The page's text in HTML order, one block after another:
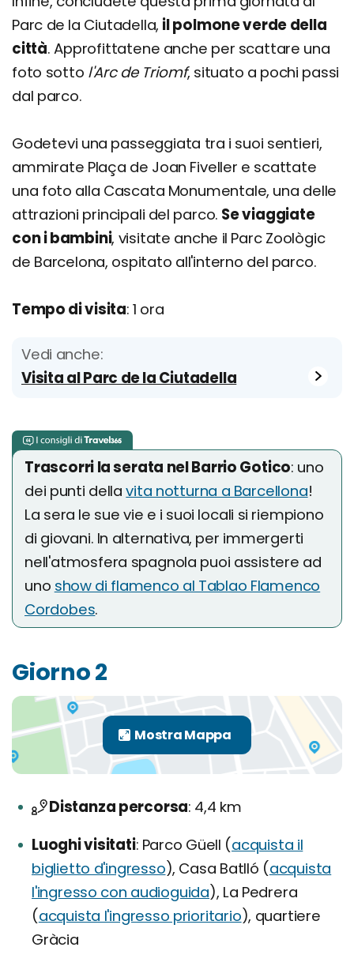
Parc de la Ciutadella, il polmone verde della
città. Approfittatene anche per scattare una
foto sotto l'Arc de Triomf, situato a pochi passi
dal parco.
Godetevi una passeggiata tra i suoi sentieri,
ammirate Plaça de Joan Fiveller e scattate
una foto alla Cascata Monumentale, una delle
attrazioni principali del parco. Se viaggiate
con i bambini, visitate anche il Parc Zoològic
de Barcelona, ospitato all'interno del parco.
Tempo di visita: 1 ora
Vedi anche:
Visita al Parc de la Ciutadella
Trascorri la serata nel Barrio Gotico: uno
dei punti dellavita notturna a Barcellona!
La sera le sue vie e i suoi locali si riempiono
di giovani. In alternativa, per immergerti
nell'atmosfera spagnola puoi assistere ad
uno show di flamenco al Tablao Flamenco
Cordobes.
Giorno 2
Distanza percorsa 4,4 km
Luoghi visitati Parco Güell (acquista il
biglietto d'ingresso), Casa Batlló (acquista
l'ingresso con audioguida), La Pedrera
(acquista l'ingresso prioritario), quartiere
Gràcia